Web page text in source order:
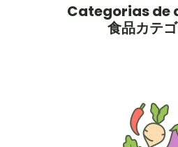
Categorias de
食品カテ